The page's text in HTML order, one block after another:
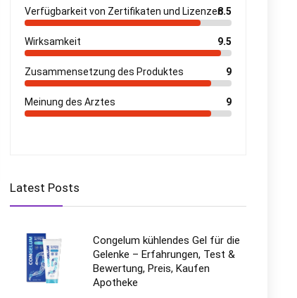
Verfügbarkeit von Zertifikaten und Lizenzen8.5
Wirksamkeit 9.5
Zusammensetzung des Produktes 9
Meinung des Arztes 9
Latest Posts
Congelum kühlendes Gel für die
Gelenke – Erfahrungen, Test &
Bewertung, Preis, Kaufen
Apotheke